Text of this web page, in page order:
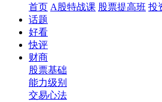
首页 A股特战课 股票提高班 投
话题
好看
快评
财商
股票基础
能力级别
交易心法